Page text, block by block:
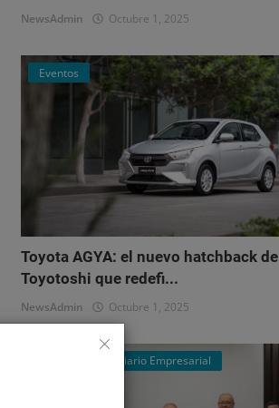
NewsAdmin Octubre 1, 2025
Eventos
Toyota AGYA: el nuevo hatchback de
Toyotoshi que redefi...
NewsAdmin Octubre 1, 2025
Mercado Inmobiliario Empresarial